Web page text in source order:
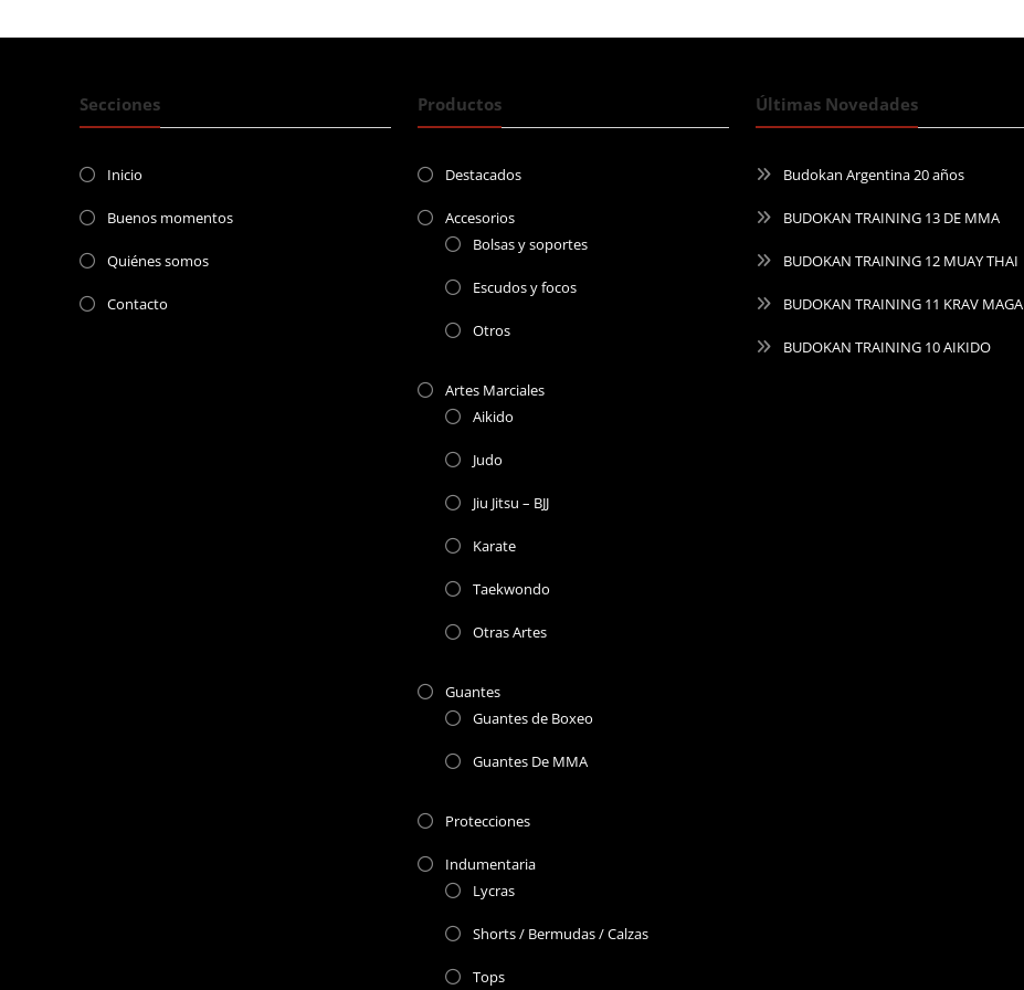
Secciones
Inicio
Buenos momentos
Quiénes somos
Contacto
Productos
Destacados
Accesorios
Bolsas y soportes
Escudos y focos
Otros
Artes Marciales
Aikido
Judo
Jiu Jitsu – BJJ
Karate
Taekwondo
Otras Artes
Guantes
Guantes de Boxeo
Guantes De MMA
Protecciones
Indumentaria
Lycras
Shorts / Bermudas / Calzas
Tops
Últimas Novedades
Budokan Argentina 20 años
BUDOKAN TRAINING 13 DE MMA
BUDOKAN TRAINING 12 MUAY THAI
BUDOKAN TRAINING 11 KRAV MAGA
BUDOKAN TRAINING 10 AIKIDO